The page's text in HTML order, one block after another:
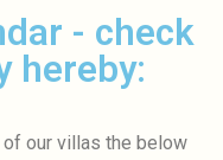
- check
hereby:
our villas the below